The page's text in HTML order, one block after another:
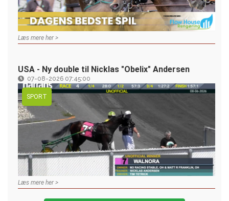
Læs mere her >
USA - Ny double til Nicklas "Obelix" Andersen
07-08-2026 07:45:00
SPORT
Læs mere her >